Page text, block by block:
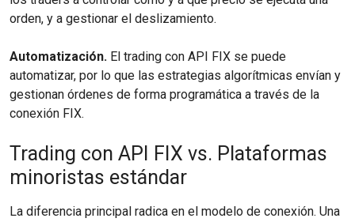
orden, y a gestionar el deslizamiento.
Automatización. El trading con API FIX se puede
automatizar, por lo que las estrategias algorítmicas envían y
gestionan órdenes de forma programática a través de la
conexión FIX.
Trading con API FIX vs. Plataformas
minoristas estándar
La diferencia principal radica en el modelo de conexión. Una